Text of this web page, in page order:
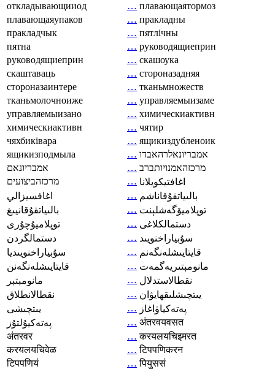
откладывающииод
… плавающаятормоз
плавающаяупаков
… пракладны
пракладчык
… пятлічны
пятна
… руководящиеприн
руководящиеприн
… скашоука
скаштаваць
… стороназадняя
стороназаинтере
… тканьмножеств
тканьмолочноиже
… управляемыизаме
управляемыизано
… химическиактивн
химическиактивн
… чятир
чяхбиківара
… ящикиздубленоик
ящикизподмыла
… אמבריונאלרהאבדו
אמבריונאם
… מרכזהאמנויותברב
מרכזהביצועים
… اغافتيكويلانا
اغافسيزالي
… بالىياتقۇقاناشم
بالىياتقۇقانيىغ
… توپلاميۆگەشلېنت
توپلاميۇچۇرى
… دستمالکلاغی
دستمالگردن
… سۇبياراخنويىد
سۇبياراخنويىديا
… قايتايىشلەنگەنم
قايتايىشلەنگەنن
… مانومېتىريەگمەت
مانومېتېر
… نقطالاستدلال
نقطالانطلاق
… يىتچىشلىقھايۋان
يىتچىشى
… پەتەكياۋاغاز
پەتەكيۇلتۇز
… अंतरवयवसत
अंतरवर
… करयलयचिइमरत
करयलयचिवेळ
… टिपपणिकरन
टिपपणियं
… पियुससं